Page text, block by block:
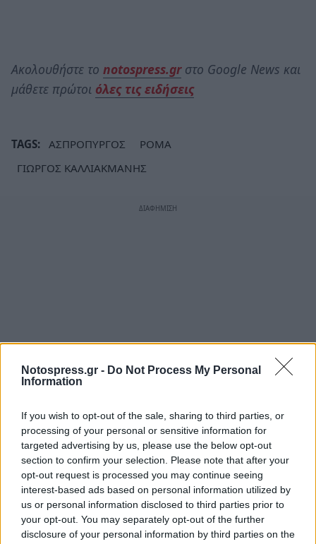
Notospress.gr - Do Not Process My Personal
Information
If you wish to opt-out of the sale, sharing to third parties, or
processing of your personal or sensitive information for
targeted advertising by us, please use the below opt-out
section to confirm your selection. Please note that after your
opt-out request is processed you may continue seeing
interest-based ads based on personal information utilized by
us or personal information disclosed to third parties prior to
your opt-out. You may separately opt-out of the further
disclosure of your personal information by third parties on the
Ακολουθήστε το notospress.grστο Google News και
μάθετε πρώτοι όλες τις ειδήσεις
TAGS: ΑΣΠΡΟΠΥΡΓΟΣ
ΡΟΜΑ
ΓΙΩΡΓΟΣ ΚΑΛΛΙΑΚΜΑΝΗΣ